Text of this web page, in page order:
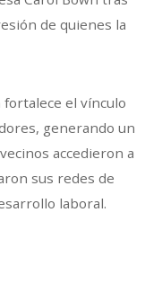
de quienes la
el vínculo
generando un
accedieron a
sus redes de
laboral.